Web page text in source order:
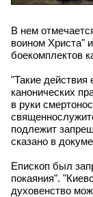
В нем
воином Христа"
боекомплектов
"Такие
канонических
в руки
подлежит
сказано в
Епископ был
покаяния".
духовенство